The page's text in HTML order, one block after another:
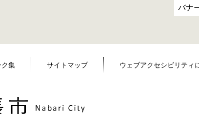
バナ
ク集 サイトマップ ウェブアクセシビリティ